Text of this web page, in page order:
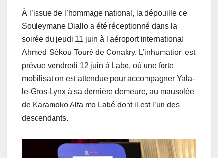
À l’issue de l’hommage national, la dépouille de
Souleymane Diallo a été réceptionné dans la
soirée du jeudi 11 juin à l’aéroport international
Ahmed-Sékou-Touré de Conakry. L’inhumation est
prévue vendredi 12 juin à Labé, où une forte
mobilisation est attendue pour accompagner Yala-
le-Gros-Lynx à sa dernière demeure, au mausolée
de Karamoko Alfa mo Labé dont il est l’un des
descendants.